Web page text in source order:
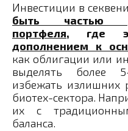
Инвестиции в
быть частью
портфеля, где
дополнением к
как облигации или
выделять более
избежать излишних
биотех-сектора.
их с
баланса.